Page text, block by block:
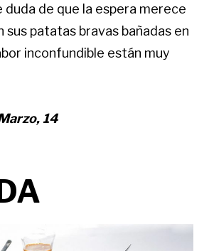
duda de que la espera merece
sus patatas bravas bañadas en
inconfundible están muy
14